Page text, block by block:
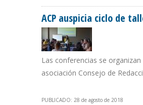
ACP auspicia ciclo de
Las conferencias se
asociación Consejo de
PUBLICADO: 28 de agosto de 2018